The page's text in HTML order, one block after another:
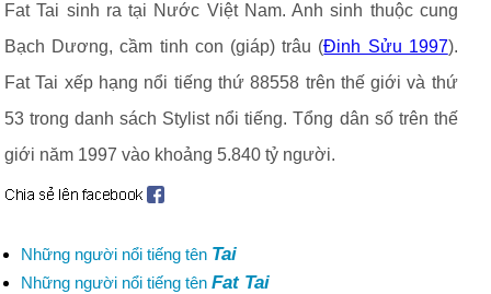
Fat Tai sinh ra tại Nước Việt Nam. Anh sinh thuộc cung
Bạch Dương, cầm tinh con (giáp) trâu (Đinh Sửu 1997).
Fat Tai xếp hạng nổi tiếng thứ 88558 trên thế giới và thứ
53 trong danh sách Stylist nổi tiếng. Tổng dân số trên thế
giới năm 1997 vào khoảng 5.840 tỷ người.
Những người nổi tiếng tên Tai
Những người nổi tiếng tên Fat Tai